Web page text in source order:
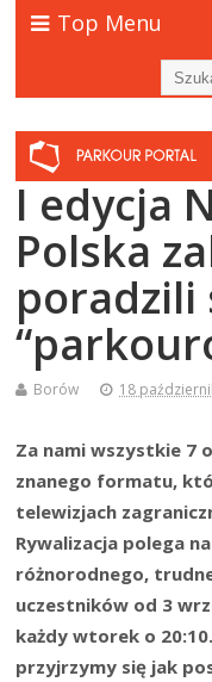
Top Menu
I edycja
Polska
poradzili
Borów 18
Za nami wszystkie 7
znanego formatu,
telewizjach
Rywalizacja polega
różnorodnego,
uczestników od 3
każdy wtorek o
przyjrzymy się jak